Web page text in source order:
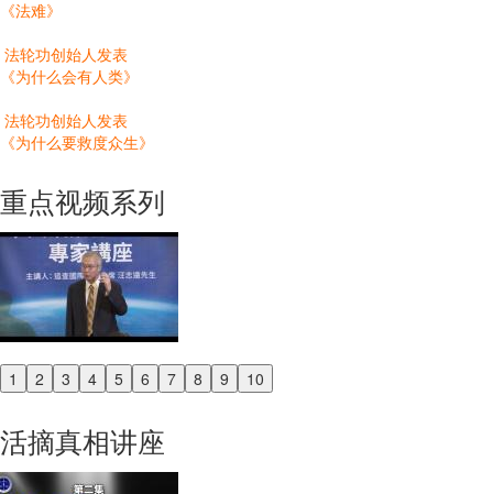
《法难》
法轮功创始人发表
《为什么会有人类》
法轮功创始人发表
《为什么要救度众生》
重点视频系列
1 2 3 4 5 6 7 8 9 10
Previous
活摘真相讲座